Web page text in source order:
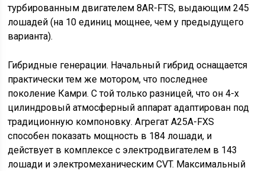
турбированным двигателем 8AR-FTS, выдающим 245
лошадей (на 10 единиц мощнее, чем у предыдущего
варианта).
Гибридные генерации. Начальный гибрид оснащается
практически тем же мотором, что последнее
поколение Камри. С той только разницей, что он 4-х
цилиндровый атмосферный аппарат адаптирован под
традиционную компоновку. Агрегат A25A-FXS
способен показать мощность в 184 лошади, и
действует в комплексе с электродвигателем в 143
лошади и электромеханическим CVT. Максимальный